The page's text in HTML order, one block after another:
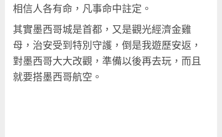
相信人各有命，凡事命中註定。
其實墨西哥城是首都，又是觀光經濟金雞
母，治安受到特別守護，倒是我遊歷安返，
對墨西哥大大改觀，準備以後再去玩，而且
就要搭墨西哥航空。